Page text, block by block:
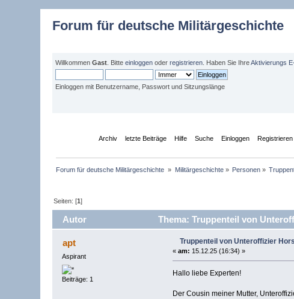
Forum für deutsche Militärgeschichte
WillkommenGast . Bitteeinloggen oderregistrieren . Haben Sie IhreAktivierungs
Einloggen mit Benutzername, Passwort und Sitzungslänge
Archiv letzte Beiträge Hilfe Suche Einloggen Registrieren
Forum für deutsche Militärgeschichte » Militärgeschichte» Personen »
Seiten: [1]
Autor Thema: Truppenteil von
apt
Aspirant
Beiträge: 1
Truppenteil von Unteroffizier
« am: 15.12.25 (16:34) »
Hallo liebe Experten!
Der Cousin meiner Mutter,